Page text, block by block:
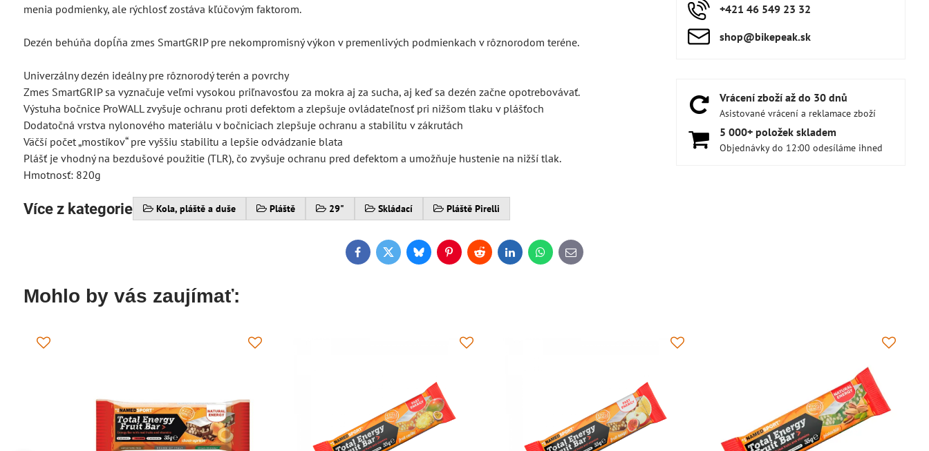
menia podmienky, ale rýchlosť zostáva kľúčovým faktorom.
Dezén behúňa dopĺňa zmes SmartGRIP pre nekompromisný výkon v premenlivých podmienkach v rôznorodom teréne.
Univerzálny dezén ideálny pre rôznorodý terén a povrchy
Zmes SmartGRIP sa vyznačuje veľmi vysokou priľnavosťou za mokra aj za sucha, aj keď sa dezén začne opotrebovávať.
Výstuha bočnice ProWALL zvyšuje ochranu proti defektom a zlepšuje ovládateľnosť pri nižšom tlaku v plášťoch
Dodatočná vrstva nylonového materiálu v bočniciach zlepšuje ochranu a stabilitu v zákrutách
Väčší počet „mostíkov“ pre vyššiu stabilitu a lepšie odvádzanie blata
Plášť je vhodný na bezdušové použitie (TLR), čo zvyšuje ochranu pred defektom a umožňuje hustenie na nižší tlak.
Hmotnosť: 820g
Více z kategorie Kola, pláště a duše Pláště 29" Skládací Pláště Pirelli
+421 46 549 23 32
shop​@bikepeak​.sk
Vrácení zboží až do 30 dnů
Asistované vrácení a reklamace zboží
5 000+ položek skladem
Objednávky do 12:00 odesíláme ihned
FacebookTwitterBlueskyPinterestRedditLinkedInWhatsApp
E-
mail
Mohlo by vás zaujímať: